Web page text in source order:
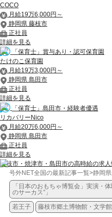
COCO
月給19万6,000円～
静岡県 藤枝市
正社員
詳細を見る
「保育士」賞与あり・認可保育園
たけのこ保育園
月給19万3,000円～
静岡県 島田市
正社員
詳細を見る
「保育士」島田市・経験者優遇
リカバリーNico
月給20万6,000円～
静岡県 島田市
正社員
詳細を見る
藤枝市・焼津市・島田市の高時給の求
号外NET全国の最新記事一覧>静岡
「日本のおもちゃ博覧会」実演・
のサーカス”」
若王子 藤枝市郷土博物館・文学館